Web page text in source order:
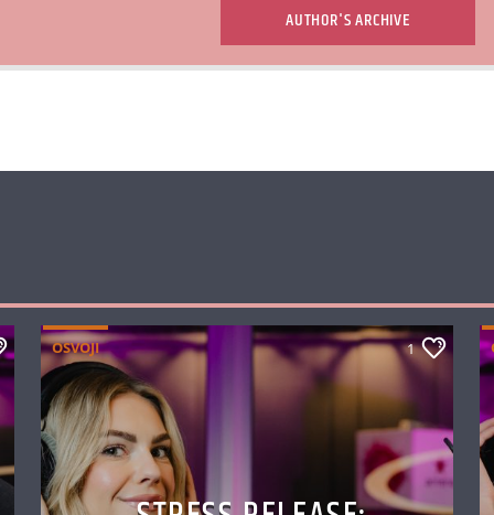
AUTHOR'S ARCHIVE
OSVOJI 1